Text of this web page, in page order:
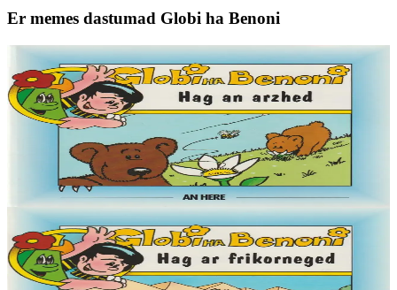
Er memes dastumad Globi ha Benoni
6 vloaz hag ouzhpenn
An Here
Globi ha Benoni - Hag an arzhed (12)
« Demat, Globi eo ma anv, ha deuet on war an Douar da welet ma
mignon Benoni. Pell-pell amzer zo e oa ken brav ar blanedenn
m'edon o vevañ hag an Douar....
Er stok4,50 €
6 vloaz hag ouzhpenn
An Here
Globi ha Benoni - Hag ar frikorneged (11)